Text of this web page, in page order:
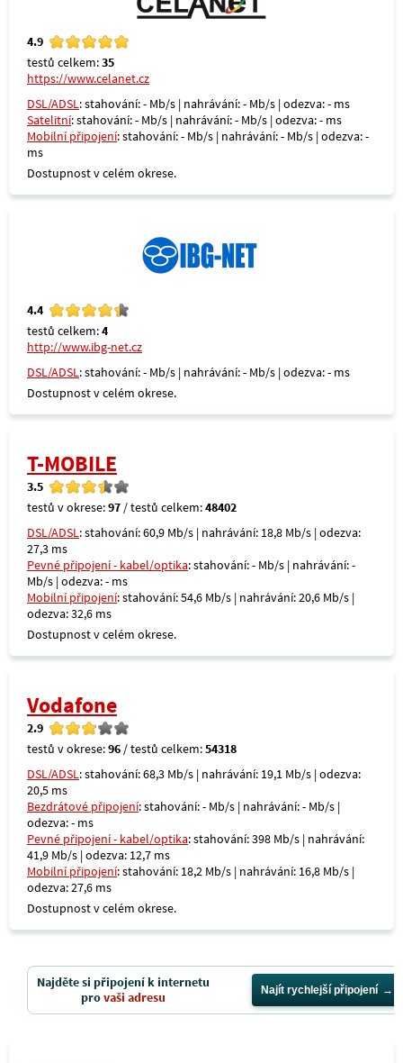
4.9
testů celkem:35
https://www.celanet.cz
DSL/ADSL: stahování: - Mb/s | nahrávání: - Mb/s | odezva: - ms
Satelitní: stahování: - Mb/s | nahrávání: - Mb/s | odezva: - ms
Mobilní připojení: stahování: - Mb/s | nahrávání: - Mb/s | odezva: -
ms
Dostupnost v celém okrese.
4.4
testů celkem:4
http://www.ibg-net.cz
DSL/ADSL: stahování: - Mb/s | nahrávání: - Mb/s | odezva: - ms
Dostupnost v celém okrese.
T-MOBILE
3.5
testů v okrese:97 / testů celkem:48402
DSL/ADSL: stahování: 60,9 Mb/s | nahrávání: 18,8 Mb/s | odezva:
27,3 ms
Pevné připojení - kabel/optika: stahování: - Mb/s | nahrávání: -
Mb/s | odezva: - ms
Mobilní připojení: stahování: 54,6 Mb/s | nahrávání: 20,6 Mb/s |
odezva: 32,6 ms
Dostupnost v celém okrese.
Vodafone
2.9
testů v okrese:96 / testů celkem:54318
DSL/ADSL: stahování: 68,3 Mb/s | nahrávání: 19,1 Mb/s | odezva:
20,5 ms
Bezdrátové připojení: stahování: - Mb/s | nahrávání: - Mb/s |
odezva: - ms
Pevné připojení - kabel/optika: stahování: 398 Mb/s | nahrávání:
41,9 Mb/s | odezva: 12,7 ms
Mobilní připojení: stahování: 18,2 Mb/s | nahrávání: 16,8 Mb/s |
odezva: 27,6 ms
Dostupnost v celém okrese.
Najděte si připojení k internetu
provaši adresu Najít rychlejší připojení